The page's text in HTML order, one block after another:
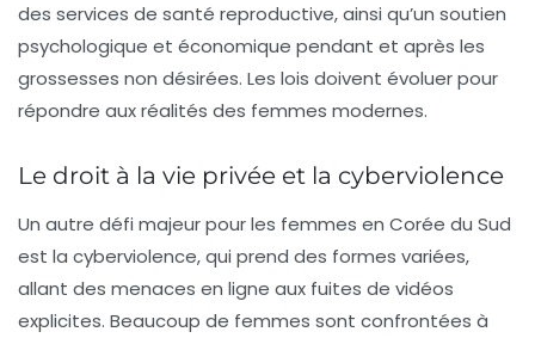
des services de santé reproductive, ainsi qu’un soutien
psychologique et économique pendant et après les
grossesses non désirées. Les lois doivent évoluer pour
répondre aux réalités des femmes modernes.
Le droit à la vie privée et la cyberviolence
Un autre défi majeur pour les femmes en Corée du Sud
est la cyberviolence, qui prend des formes variées,
allant des menaces en ligne aux fuites de vidéos
explicites. Beaucoup de femmes sont confrontées à